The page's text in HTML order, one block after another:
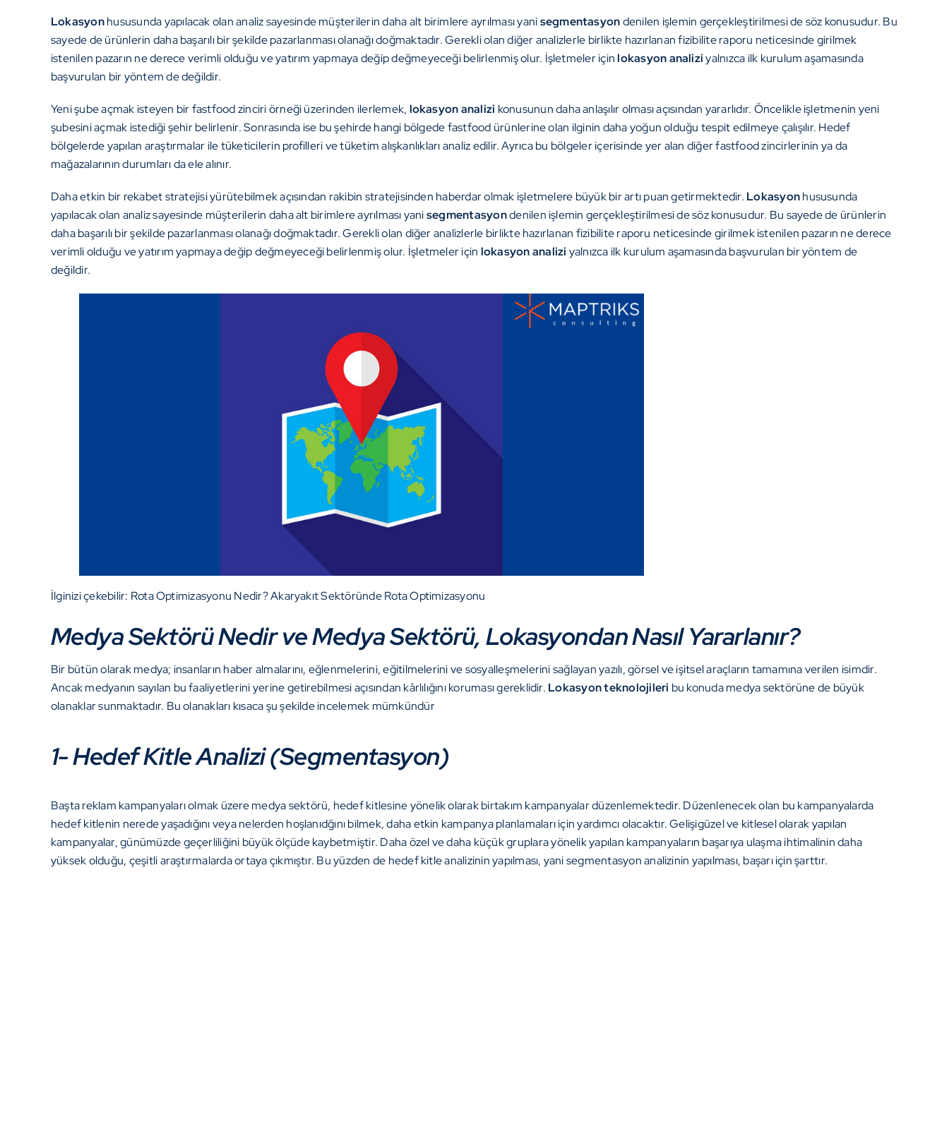
Lokasyonhususunda yapılacak olan analiz sayesinde müşterilerin daha alt birimlere ayrılması yanisegmentasyondenilen işlemin gerçekleştirilmesi de söz konusudur. Bu
sayede de ürünlerin daha başarılı bir şekilde pazarlanması olanağı doğmaktadır. Gerekli olan diğer analizlerle birlikte hazırlanan fizibilite raporu neticesinde girilmek
istenilen pazarın ne derece verimli olduğu ve yatırım yapmaya değip değmeyeceği belirlenmiş olur. İşletmeler içinlokasyon analiziyalnızca ilk kurulum aşamasında
başvurulan bir yöntem de değildir.
Yeni şube açmak isteyen bir fastfood zinciri örneği üzerinden ilerlemek, lokasyonanalizi konusunun daha anlaşılır olması açısından yararlıdır. Öncelikle işletmenin yeni
şubesini açmak istediği şehir belirlenir. Sonrasında ise bu şehirde hangi bölgede fastfood ürünlerine olan ilginin daha yoğun olduğu tespit edilmeye çalışılır. Hedef
bölgelerde yapılan araştırmalar ile tüketicilerin profilleri ve tüketim alışkanlıkları analiz edilir. Ayrıca bu bölgeler içerisinde yer alan diğer fastfood zincirlerinin ya da
mağazalarının durumları da ele alınır.
Daha etkin bir rekabet stratejisi yürütebilmek açısından rakibin stratejisinden haberdar olmak işletmelere büyük bir artı puan getirmektedir. Lokasyonhususunda
yapılacak olan analiz sayesinde müşterilerin daha alt birimlere ayrılması yanisegmentasyondenilen işlemin gerçekleştirilmesi de söz konusudur. Bu sayede de ürünlerin
daha başarılı bir şekilde pazarlanması olanağı doğmaktadır. Gerekli olan diğer analizlerle birlikte hazırlanan fizibilite raporu neticesinde girilmek istenilen pazarın ne derece
verimli olduğu ve yatırım yapmaya değip değmeyeceği belirlenmiş olur. İşletmeler için lokasyon analizi yalnızca ilk kurulum aşamasında başvurulan bir yöntem de
değildir.
İlginizi çekebilir: Rota Optimizasyonu Nedir? Akaryakıt Sektöründe Rota Optimizasyonu
Medya Sektörü Nedir ve Medya Sektörü, Lokasyondan Nasıl Yararlanır?
Bir bütün olarak medya; insanların haber almalarını, eğlenmelerini, eğitilmelerini ve sosyalleşmelerini sağlayan yazılı, görsel ve işitsel araçların tamamına verilen isimdir.
Ancak medyanın sayılan bu faaliyetlerini yerine getirebilmesi açısından kârlılığını koruması gereklidir. Lokasyon teknolojileri bu konuda medya sektörüne de büyük
olanaklar sunmaktadır. Bu olanakları kısaca şu şekilde incelemek mümkündür
1- Hedef Kitle Analizi (Segmentasyon)
Başta reklam kampanyaları olmak üzere medya sektörü, hedef kitlesine yönelik olarak birtakım kampanyalar düzenlemektedir. Düzenlenecek olan bu kampanyalarda
hedef kitlenin nerede yaşadığını veya nelerden hoşlanıdğını bilmek, daha etkin kampanya planlamaları için yardımcı olacaktır. Gelişigüzel ve kitlesel olarak yapılan
kampanyalar, günümüzde geçerliliğini büyük ölçüde kaybetmiştir. Daha özel ve daha küçük gruplara yönelik yapılan kampanyaların başarıya ulaşma ihtimalinin daha
yüksek olduğu, çeşitli araştırmalarda ortaya çıkmıştır. Bu yüzden de hedef kitle analizinin yapılması, yani segmentasyon analizinin yapılması, başarı için şarttır.